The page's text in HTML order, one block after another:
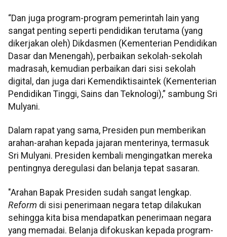
“Dan juga program-program pemerintah lain yang
sangat penting seperti pendidikan terutama (yang
dikerjakan oleh) Dikdasmen (Kementerian Pendidikan
Dasar dan Menengah), perbaikan sekolah-sekolah
madrasah, kemudian perbaikan dari sisi sekolah
digital, dan juga dari Kemendiktisaintek (Kementerian
Pendidikan Tinggi, Sains dan Teknologi),” sambung Sri
Mulyani.
Dalam rapat yang sama, Presiden pun memberikan
arahan-arahan kepada jajaran menterinya, termasuk
Sri Mulyani. Presiden kembali mengingatkan mereka
pentingnya deregulasi dan belanja tepat sasaran.
"Arahan Bapak Presiden sudah sangat lengkap.
Reform di sisi penerimaan negara tetap dilakukan
sehingga kita bisa mendapatkan penerimaan negara
yang memadai. Belanja difokuskan kepada program-